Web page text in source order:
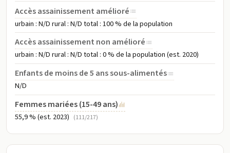
Accès assainissement amélioré
urbain : N/D rural : N/D total : 100 % de la population
Accès assainissement non amélioré
urbain : N/D rural : N/D total : 0 % de la population (est. 2020)
Enfants de moins de 5 ans sous-alimentés
N/D
Femmes mariées (15-49 ans)
55,9 % (est. 2023) (111/217)